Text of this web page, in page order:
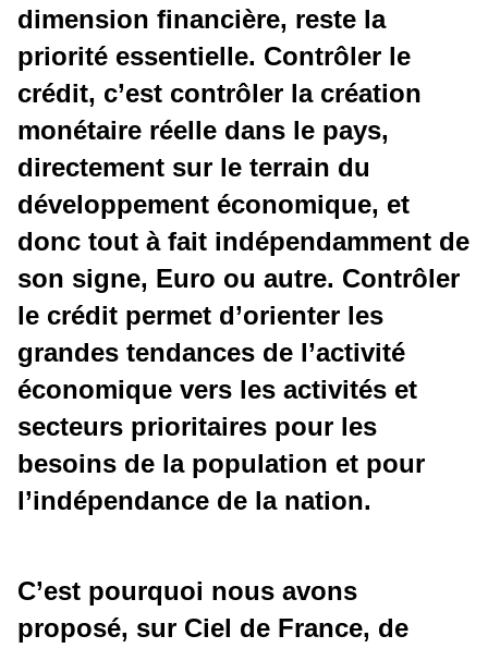
dimension financière, reste la
priorité essentielle. Contrôler le
crédit, c’est contrôler la création
monétaire réelle dans le pays,
directement sur le terrain du
développement économique, et
donc tout à fait indépendamment de
son signe, Euro ou autre. Contrôler
le crédit permet d’orienter les
grandes tendances de l’activité
économique vers les activités et
secteurs prioritaires pour les
besoins de la population et pour
l’indépendance de la nation.
C’est pourquoi nous avons
proposé, sur Ciel de France, de